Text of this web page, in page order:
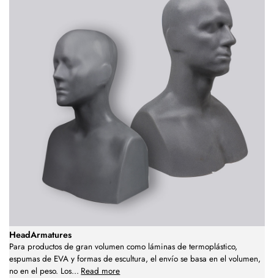
HeadArmatures
Para productos de gran volumen como láminas de termoplástico,
espumas de EVA y formas de escultura, el envío se basa en el volumen,
no en el peso. Los... Read more